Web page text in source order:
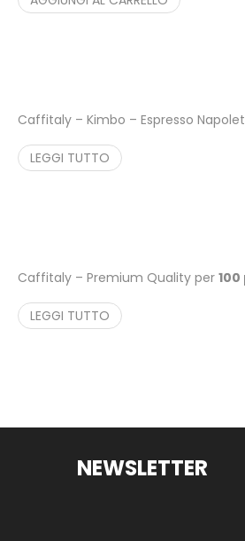
Caffitaly – Kimbo – Espresso
LEGGI TUTTO
Caffitaly – Premium Quality per 100
LEGGI TUTTO
NEWSLETTER